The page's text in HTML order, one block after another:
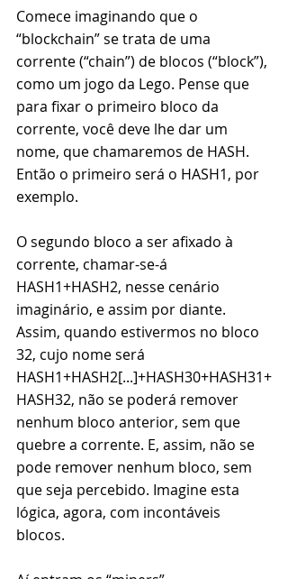
Comece imaginando que o
“blockchain” se trata de uma
corrente (“chain”) de blocos (“block”),
como um jogo da Lego. Pense que
para fixar o primeiro bloco da
corrente, você deve lhe dar um
nome, que chamaremos de HASH.
Então o primeiro será o HASH1, por
exemplo.
O segundo bloco a ser afixado à
corrente, chamar-se-á
HASH1+HASH2, nesse cenário
imaginário, e assim por diante.
Assim, quando estivermos no bloco
32, cujo nome será
HASH1+HASH2[...]+HASH30+HASH31+
HASH32, não se poderá remover
nenhum bloco anterior, sem que
quebre a corrente. E, assim, não se
pode remover nenhum bloco, sem
que seja percebido. Imagine esta
lógica, agora, com incontáveis
blocos.